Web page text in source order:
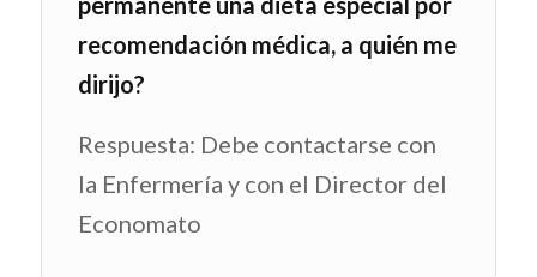
recomendación médica, a quién me
dirijo?
Respuesta: Debe contactarse con
la Enfermería y con el Director del
Economato